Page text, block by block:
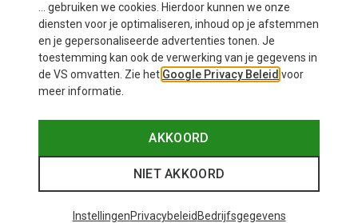
... gebruiken we cookies. Hierdoor kunnen we onze
diensten voor je optimaliseren, inhoud op je afstemmen
en je gepersonaliseerde advertenties tonen. Je
toestemming kan ook de verwerking van je gegevens in
de VS omvatten. Zie het Google Privacy Beleid voor
meer informatie.
AKKOORD
NIET AKKOORD
InstellingenPrivacybeleid Bedrijfsgegevens